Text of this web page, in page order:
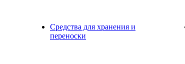
Средства для хранения и
переноски